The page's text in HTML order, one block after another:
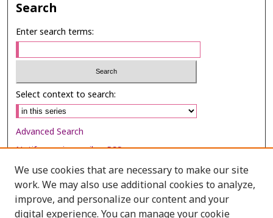
Search
Enter search terms:
Select context to search:
Advanced Search
Notify me via email orRSS
Browse
Collections
We use cookies that are necessary to make our site
work. We may also use additional cookies to analyze,
improve, and personalize our content and your
digital experience. You can manage your cookie